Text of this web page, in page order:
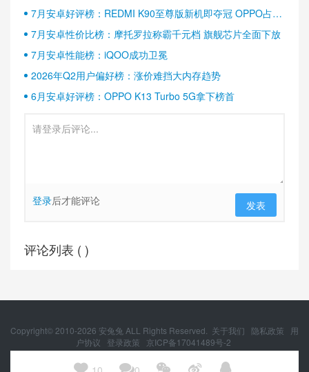
    
7月安卓好评榜：REDMI K90至尊版新机即夺冠 OPPO占据
半壁江山
7月安卓性价比榜：摩托罗拉称霸千元档 旗舰芯片全面下放
7月安卓性能榜：iQOO成功卫冕
2026年Q2用户偏好榜：涨价难挡大内存趋势
6月安卓好评榜：OPPO K13 Turbo 5G拿下榜首
登录后才能评论 发表
评论列表 ( )
Copyright© 2010-2026 安兔兔 ALL Rights Reserved. 关于我们 隐私政策
用
户协议
登录政策
京ICP备17041489号-2
京公网安备 11010502054377号